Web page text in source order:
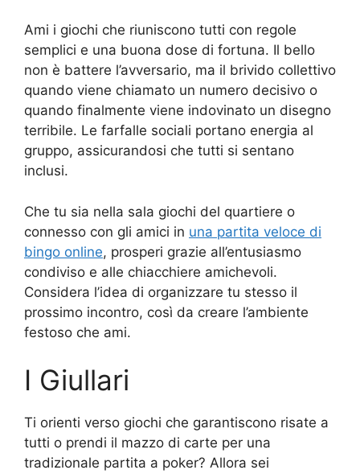
Ami i giochi che riuniscono tutti con regole
semplici e una buona dose di fortuna. Il bello
non è battere l’avversario, ma il brivido collettivo
quando viene chiamato un numero decisivo o
quando finalmente viene indovinato un disegno
terribile. Le farfalle sociali portano energia al
gruppo, assicurandosi che tutti si sentano
inclusi.
Che tu sia nella sala giochi del quartiere o
connesso con gli amici in una partita veloce di
bingo online, prosperi grazie all’entusiasmo
condiviso e alle chiacchiere amichevoli.
Considera l’idea di organizzare tu stesso il
prossimo incontro, così da creare l’ambiente
festoso che ami.
I Giullari
Ti orienti verso giochi che garantiscono risate a
tutti o prendi il mazzo di carte per una
tradizionale partita a poker? Allora sei